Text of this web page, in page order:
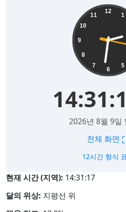
12
1
5
6
7
8
9
10
11
2026년 8월 9일
전체 화면
12시간 형식
현재 시간 (지역): 14:31:17
달의 위상: 지평선 위